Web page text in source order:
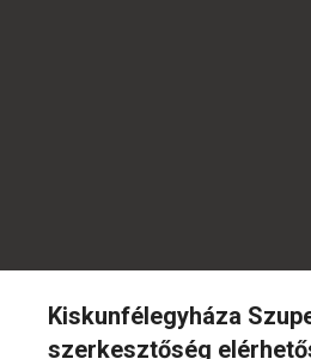
Kiskunfélegyháza
szerkesztőség